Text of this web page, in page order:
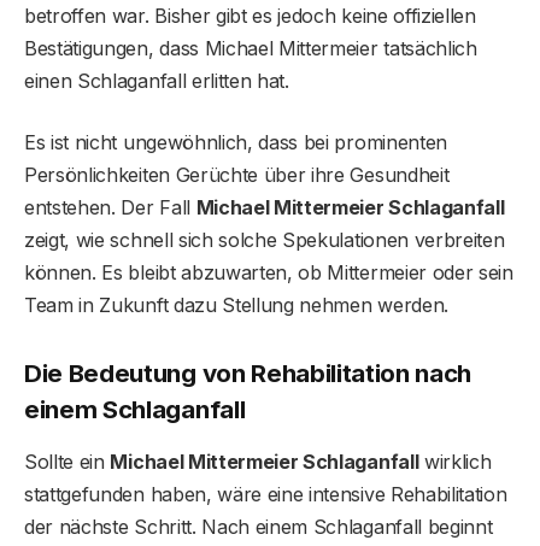
betroffen war. Bisher gibt es jedoch keine offiziellen
Bestätigungen, dass Michael Mittermeier tatsächlich
einen Schlaganfall erlitten hat.
Es ist nicht ungewöhnlich, dass bei prominenten
Persönlichkeiten Gerüchte über ihre Gesundheit
entstehen. Der Fall Michael Mittermeier Schlaganfall
zeigt, wie schnell sich solche Spekulationen verbreiten
können. Es bleibt abzuwarten, ob Mittermeier oder sein
Team in Zukunft dazu Stellung nehmen werden.
Die Bedeutung von Rehabilitation nach
einem Schlaganfall
Sollte ein Michael Mittermeier Schlaganfallwirklich
stattgefunden haben, wäre eine intensive Rehabilitation
der nächste Schritt. Nach einem Schlaganfall beginnt